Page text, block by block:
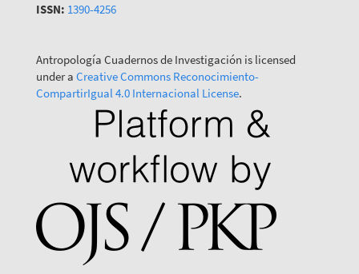
ISSN: 1390-4256
Antropología Cuadernos de Investigación is licensed
under a Creative Commons Reconocimiento-
CompartirIgual 4.0 Internacional License.